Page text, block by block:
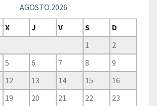
AGOSTO 2026
X J V S
D
1
2
5 6 7 8
9
12 13 14 15
16
19 20 21 22
23